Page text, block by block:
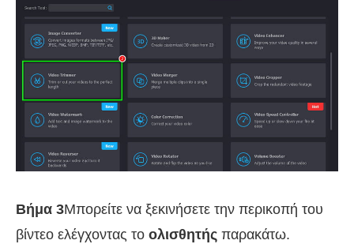
Βήμα 3Μπορείτε να ξεκινήσετε την περικοπή του
βίντεο ελέγχοντας το ολισθητής παρακάτω.